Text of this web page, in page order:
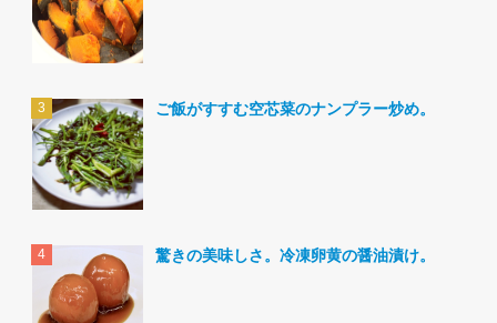
ご飯がすすむ空芯菜のナンプラー炒め。
驚きの美味しさ。冷凍卵黄の醤油漬け。